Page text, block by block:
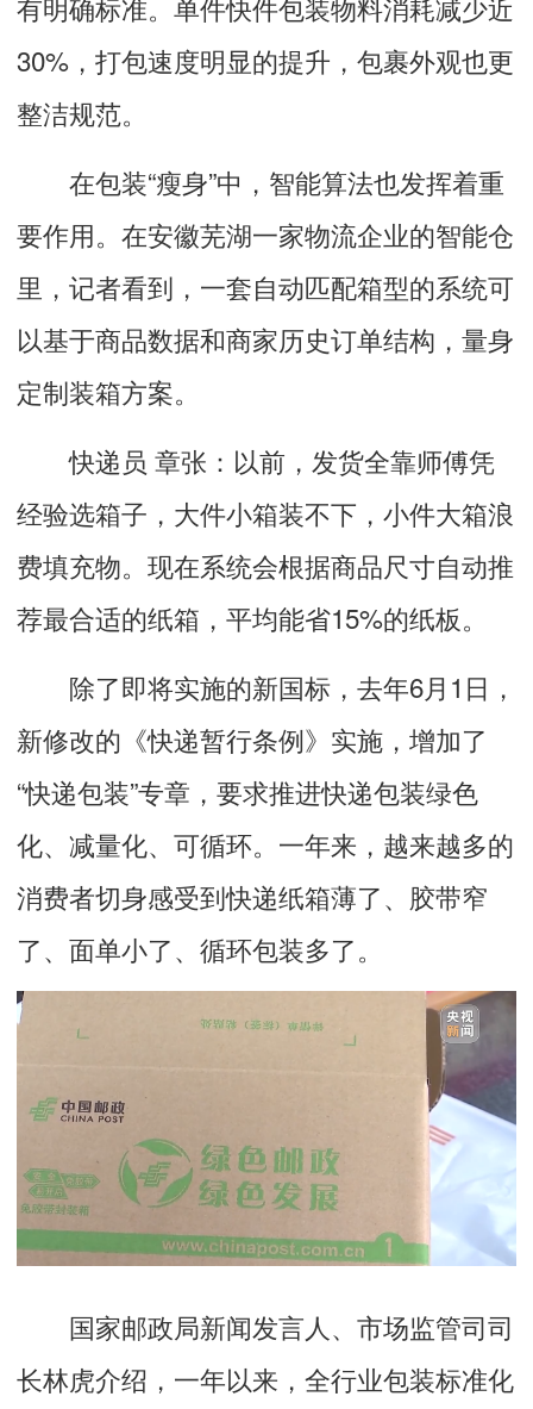
30%，打包速度明显的提升，包裹外观也更
整洁规范。
在包装“瘦身”中，智能算法也发挥着重
要作用。在安徽芜湖一家物流企业的智能仓
里，记者看到，一套自动匹配箱型的系统可
以基于商品数据和商家历史订单结构，量身
定制装箱方案。
快递员 章张：以前，发货全靠师傅凭
经验选箱子，大件小箱装不下，小件大箱浪
费填充物。现在系统会根据商品尺寸自动推
荐最合适的纸箱，平均能省15%的纸板。
除了即将实施的新国标，去年6月1日，
新修改的《快递暂行条例》实施，增加了
“快递包装”专章，要求推进快递包装绿色
化、减量化、可循环。一年来，越来越多的
消费者切身感受到快递纸箱薄了、胶带窄
了、面单小了、循环包装多了。
国家邮政局新闻发言人、市场监管司司
长林虎介绍，一年以来，全行业包装标准化